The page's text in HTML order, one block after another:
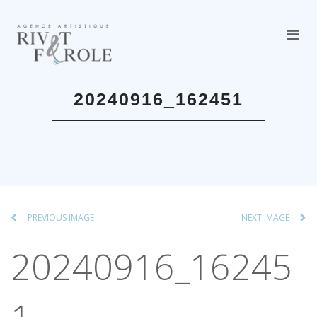
20240916_162451
PREVIOUS IMAGE NEXT IMAGE
20240916_16245